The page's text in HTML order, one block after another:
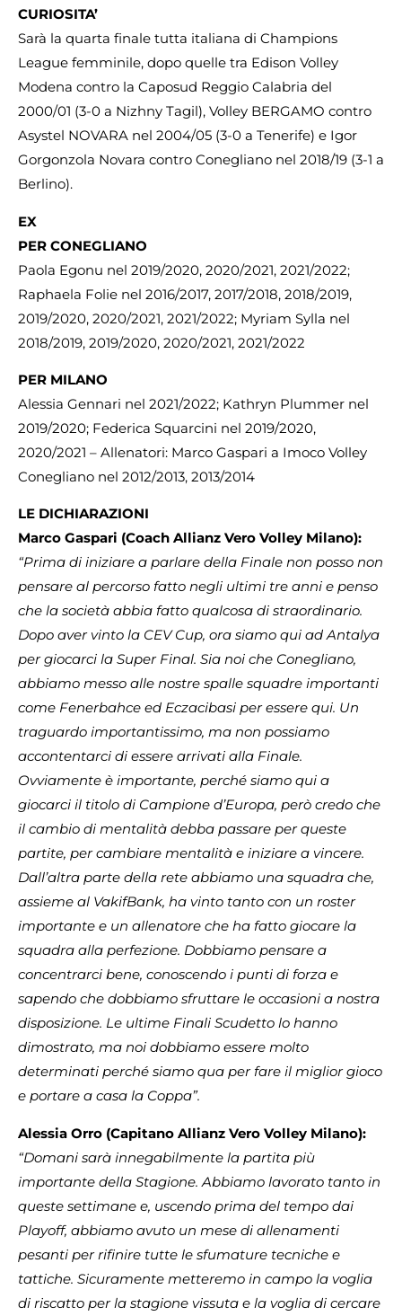
CURIOSITA’
Sarà la quarta finale tutta italiana di Champions
League femminile, dopo quelle tra Edison Volley
Modena contro la Caposud Reggio Calabria del
2000/01 (3-0 a Nizhny Tagil), Volley BERGAMO contro
Asystel NOVARA nel 2004/05 (3-0 a Tenerife) e Igor
Gorgonzola Novara contro Conegliano nel 2018/19 (3-1 a
Berlino).
EX
PER CONEGLIANO
Paola Egonu nel 2019/2020, 2020/2021, 2021/2022;
Raphaela Folie nel 2016/2017, 2017/2018, 2018/2019,
2019/2020, 2020/2021, 2021/2022; Myriam Sylla nel
2018/2019, 2019/2020, 2020/2021, 2021/2022
PER MILANO
Alessia Gennari nel 2021/2022; Kathryn Plummer nel
2019/2020; Federica Squarcini nel 2019/2020,
2020/2021 – Allenatori: Marco Gaspari a Imoco Volley
Conegliano nel 2012/2013, 2013/2014
LE DICHIARAZIONI
Marco Gaspari (Coach Allianz Vero Volley Milano):
“Prima di iniziare a parlare della Finale non posso non
pensare al percorso fatto negli ultimi tre anni e penso
che la società abbia fatto qualcosa di straordinario.
Dopo aver vinto la CEV Cup, ora siamo qui ad Antalya
per giocarci la Super Final. Sia noi che Conegliano,
abbiamo messo alle nostre spalle squadre importanti
come Fenerbahce ed Eczacibasi per essere qui. Un
traguardo importantissimo, ma non possiamo
accontentarci di essere arrivati alla Finale.
Ovviamente è importante, perché siamo qui a
giocarci il titolo di Campione d’Europa, però credo che
il cambio di mentalità debba passare per queste
partite, per cambiare mentalità e iniziare a vincere.
Dall’altra parte della rete abbiamo una squadra che,
assieme al VakifBank, ha vinto tanto con un roster
importante e un allenatore che ha fatto giocare la
squadra alla perfezione. Dobbiamo pensare a
concentrarci bene, conoscendo i punti di forza e
sapendo che dobbiamo sfruttare le occasioni a nostra
disposizione. Le ultime Finali Scudetto lo hanno
dimostrato, ma noi dobbiamo essere molto
determinati perché siamo qua per fare il miglior gioco
e portare a casa la Coppa”.
Alessia Orro (Capitano Allianz Vero Volley Milano):
“Domani sarà innegabilmente la partita più
importante della Stagione. Abbiamo lavorato tanto in
queste settimane e, uscendo prima del tempo dai
Playoff, abbiamo avuto un mese di allenamenti
pesanti per rifinire tutte le sfumature tecniche e
tattiche. Sicuramente metteremo in campo la voglia
di riscatto per la stagione vissuta e la voglia di cercare